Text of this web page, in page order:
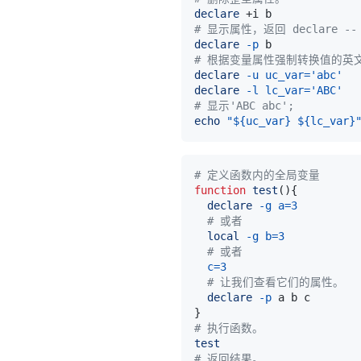
declare
# 显示属性，返回 declare --
declare
-p
# 根据变量属性强制转换值的英
declare
-u uc_var='abc'
declare
-l lc_var='ABC'
# 显示'ABC abc';
echo
"${uc_var} ${lc_var}"
# 定义函数内的全局变量
function test ( ){
declare
-g a=3
# 或者
local
-g b=3
# 或者
c=3
# 让我们查看它们的属性。
declare
-p
}
# 执行函数。
test
# 返回结果。